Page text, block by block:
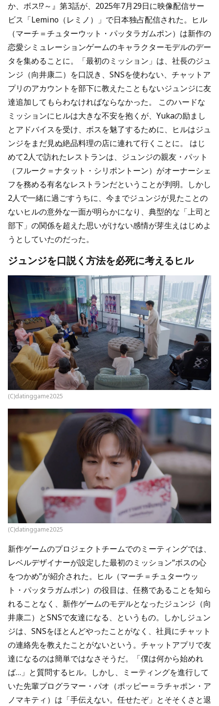
か、ボス!?～』第3話が、2025年7月29日に映像配信サー
ビス「Lemino（レミノ）」で日本独占配信された。ヒル
（マーチ＝チュターウット・パッタラガムポン）は新作の
恋愛シミュレーションゲームのキャラクターモデルのデー
タを集めることに。「最初のミッション」は、社長のジュ
ンジ（向井康二）を口説き、SNSを使わない、チャットア
プリのアカウントを部下に教えたこともないジュンジに友
達追加してもらわなければならなかった。 このハードな
ミッションにヒルは大きな不安を抱くが、Yukaの励まし
とアドバイスを受け、ボスを魅了するために、ヒルはジュ
ンジをまだ見ぬ絶品料理の店に連れて行くことに。 はじ
めて2人で訪れたレストランは、ジュンジの親友・パット
（フルーク＝ナタット・シリポントーン）がオーナーシェ
フを務める有名なレストランだということが判明。しかし
2人で一緒に過ごすうちに、今までジュンジが見たことの
ないヒルの意外な一面が明らかになり、典型的な「上司と
部下」の関係を超えた思いがけない感情が芽生えはじめよ
うとしていたのだった。
ジュンジを口説く方法を必死に考えるヒル
(C)datinggame2025
(C)datinggame2025
新作ゲームのプロジェクトチームでのミーティングでは、
レベルデザイナーが設定した最初のミッション“ボスの心
をつかめ”が紹介された。ヒル（マーチ＝チュターウッ
ト・パッタラガムポン）の役目は、任務であることを知ら
れることなく、新作ゲームのモデルとなったジュンジ（向
井康二）とSNSで友達になる、というもの。しかしジュン
ジは、SNSをほとんどやったことがなく、社員にチャット
の連絡先を教えたことがないという。チャットアプリで友
達になるのは簡単ではなさそうだ。「僕は何から始めれ
ば…」と質問するヒル。しかし、ミーティングを進行して
いた先輩プログラマー・パオ（ポッピー＝ラチャポン・ア
ノマキティ）は「手伝えない。任せたぞ」とそそくさと退